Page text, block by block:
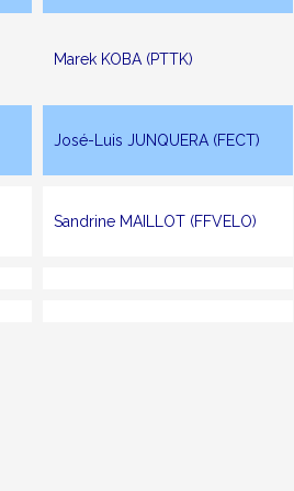
Marek KOBA (PTTK)
José-Luis JUNQUERA (FECT)
Sandrine MAILLOT (FFVELO)